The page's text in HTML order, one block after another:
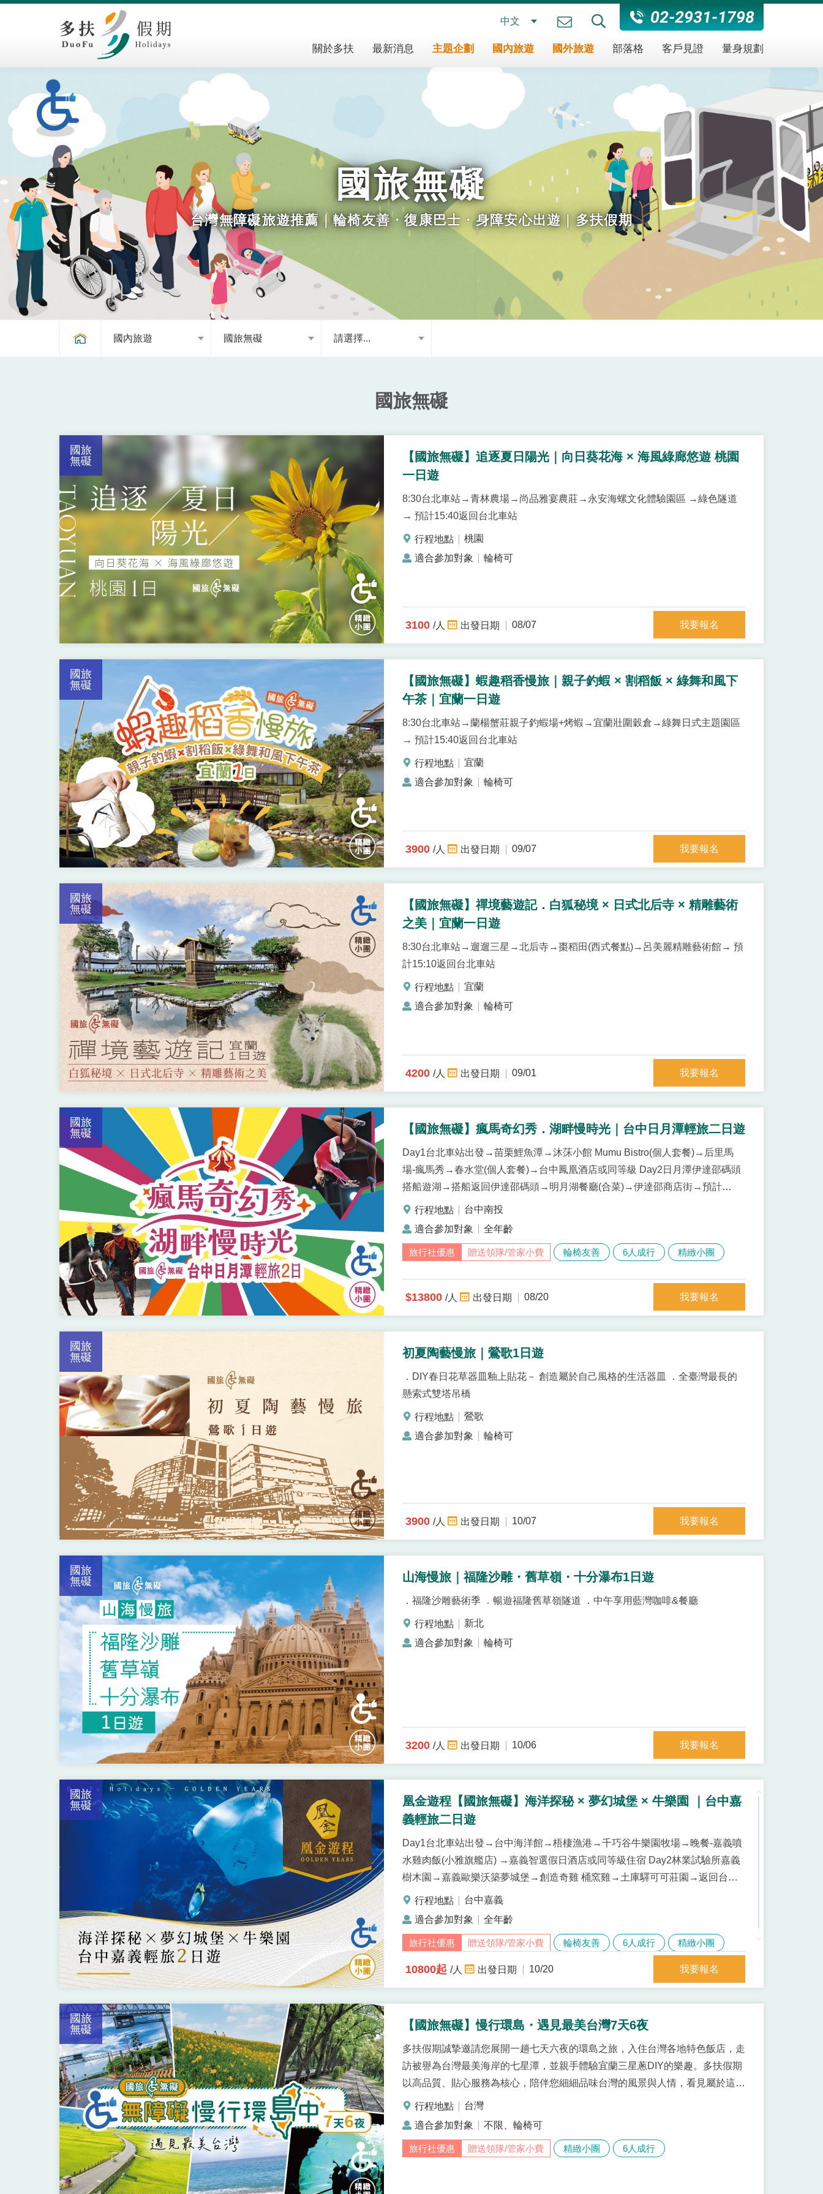
多
扶
導
覽
關於多扶 最新消息 主題企劃 國內旅遊 國外旅遊 部落格 客戶見證 量身規劃
中文 02-2931-1798
國旅無礙
台灣無障礙旅遊推薦｜輪椅友善・復康巴士・身障安心出遊｜多扶假期
國內旅遊 國旅無礙 請選擇...
國旅無礙
國旅
無礙
【國旅無礙】追逐夏日陽光｜向日葵花海 × 海風綠廊悠遊 桃園
一日遊
8:30台北車站→青林農場→尚品雅宴農莊→永安海螺文化體驗園區 →綠色隧道
→ 預計15:40返回台北車站
桃園
輪椅可
3100 /人 08/07 我要報名
國旅
無礙
【國旅無礙】蝦趣稻香慢旅｜親子釣蝦 × 割稻飯 × 綠舞和風下
午茶｜宜蘭一日遊
8:30台北車站→蘭楊蟹莊親子釣蝦場+烤蝦→宜蘭壯圍穀倉→綠舞日式主題園區
→ 預計15:40返回台北車站
宜蘭
輪椅可
3900 /人 09/07 我要報名
國旅
無礙
【國旅無礙】禪境藝遊記．白狐秘境 × 日式北后寺 × 精雕藝術
之美｜宜蘭一日遊
8:30台北車站→遛遛三星→北后寺→棗稻田(西式餐點)→呂美麗精雕藝術館→ 預
計15:10返回台北車站
宜蘭
輪椅可
4200 /人 09/01 我要報名
國旅
無礙
【國旅無礙】瘋馬奇幻秀．湖畔慢時光｜台中日月潭輕旅二日遊
Day1台北車站出發→苗栗鯉魚潭→沐莯小館 Mumu Bistro(個人套餐)→后里馬
場-瘋馬秀→春水堂(個人套餐)→台中鳳凰酒店或同等級 Day2日月潭伊達邵碼頭
搭船遊湖→搭船返回伊達邵碼頭→明月湖餐廳(合菜)→伊達邵商店街→預計
14:30返回臺北車站
台中南投
全年齡
贈送領隊/管家小費 輪椅友善 6人成行 精緻小團
$13800 /人 08/20 我要報名
國旅
無礙
初夏陶藝慢旅｜鶯歌1日遊
．DIY春日花草器皿釉上貼花－ 創造屬於自己風格的生活器皿 ．全臺灣最長的
懸索式雙塔吊橋
鶯歌
輪椅可
3900 /人 10/07 我要報名
國旅
無礙
山海慢旅｜福隆沙雕・舊草嶺・十分瀑布1日遊
．福隆沙雕藝術季 ．暢遊福隆舊草嶺隧道 ．中午享用藍灣咖啡&餐廳
新北
輪椅可
3200 /人 10/06 我要報名
國旅
無礙
凰金遊程【國旅無礙】海洋探秘 × 夢幻城堡 × 牛樂園 ｜台中嘉
義輕旅二日遊
Day1台北車站出發→台中海洋館→梧棲漁港→千巧谷牛樂園牧場→晚餐-嘉義噴
水雞肉飯(小雅旗艦店) →嘉義智選假日酒店或同等級住宿 Day2林業試驗所嘉義
樹木園→嘉義歐樂沃築夢城堡→創造奇雞 桶窯雞→土庫驛可可莊園→返回台北
車站
台中嘉義
全年齡
贈送領隊/管家小費 輪椅友善 6人成行 精緻小團
10800起 /人 10/20 我要報名
國旅
無礙
【國旅無礙】慢行環島・遇見最美台灣7天6夜
多扶假期誠摯邀請您展開一趟七天六夜的環島之旅，入住台灣各地特色飯店，走
訪被譽為台灣最美海岸的七星潭，並親手體驗宜蘭三星蔥DIY的樂趣。多扶假期
以高品質、貼心服務為核心，陪伴您細細品味台灣的風景與人情，看見屬於這片
土地的動人之美。
台灣
不限、輪椅可
贈送領隊/管家小費 精緻小團 6人成行